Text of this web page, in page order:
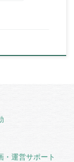
・運営サポート